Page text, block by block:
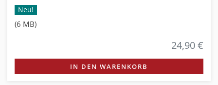
Neu!
(6 MB)
24,90 €
IN DEN WARENKORB